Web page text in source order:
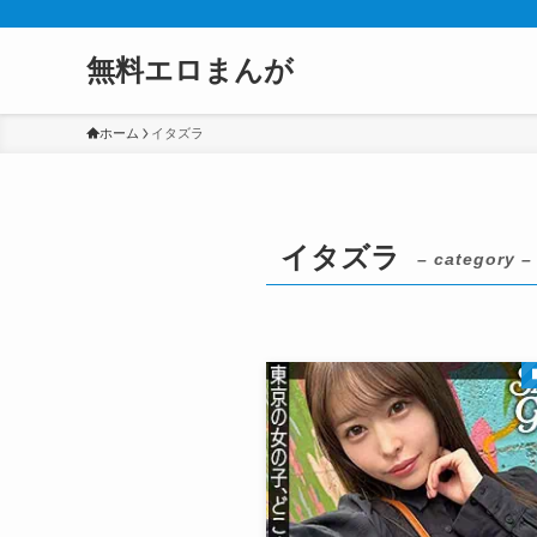
無料エロまんが
ホーム イタズラ
イタズラ – category –